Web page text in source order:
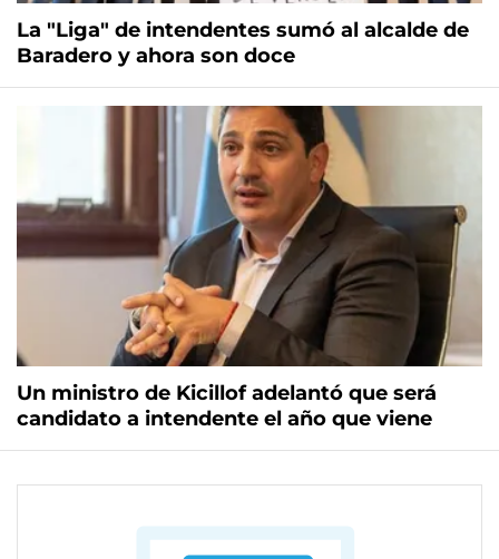
La "Liga" de intendentes sumó al alcalde de
Baradero y ahora son doce
Un ministro de Kicillof adelantó que será
candidato a intendente el año que viene